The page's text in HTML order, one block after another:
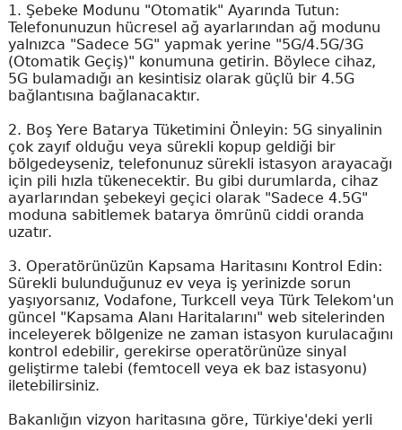
1. Şebeke Modunu "Otomatik" Ayarında Tutun:
Telefonunuzun hücresel ağ ayarlarından ağ modunu
yalnızca "Sadece 5G" yapmak yerine "5G/4.5G/3G
(Otomatik Geçiş)" konumuna getirin. Böylece cihaz,
5G bulamadığı an kesintisiz olarak güçlü bir 4.5G
bağlantısına bağlanacaktır.
2. Boş Yere Batarya Tüketimini Önleyin: 5G sinyalinin
çok zayıf olduğu veya sürekli kopup geldiği bir
bölgedeyseniz, telefonunuz sürekli istasyon arayacağı
için pili hızla tükenecektir. Bu gibi durumlarda, cihaz
ayarlarından şebekeyi geçici olarak "Sadece 4.5G"
moduna sabitlemek batarya ömrünü ciddi oranda
uzatır.
3. Operatörünüzün Kapsama Haritasını Kontrol Edin:
Sürekli bulunduğunuz ev veya iş yerinizde sorun
yaşıyorsanız, Vodafone, Turkcell veya Türk Telekom'un
güncel "Kapsama Alanı Haritalarını" web sitelerinden
inceleyerek bölgenize ne zaman istasyon kurulacağını
kontrol edebilir, gerekirse operatörünüze sinyal
geliştirme talebi (femtocell veya ek baz istasyonu)
iletebilirsiniz.
Bakanlığın vizyon haritasına göre, Türkiye'deki yerli